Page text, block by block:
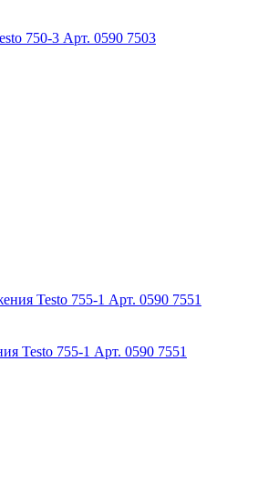
750-3 Арт. 0590 7503
Testo 755-1 Арт. 0590 7551